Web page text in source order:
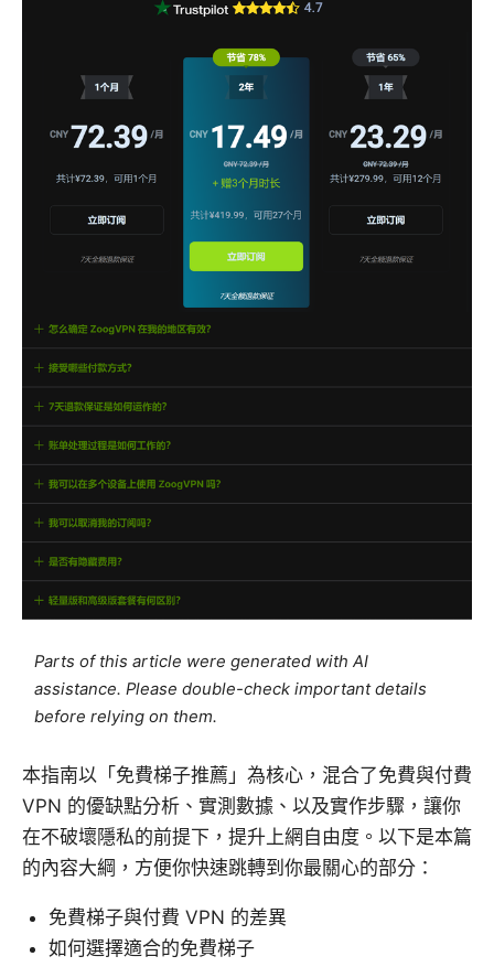
Parts of this article were generated with AI
assistance. Please double-check important details
before relying on them.
本指南以「免費梯子推薦」為核心，混合了免費與付費
VPN 的優缺點分析、實測數據、以及實作步驟，讓你
在不破壞隱私的前提下，提升上網自由度。以下是本篇
的內容大綱，方便你快速跳轉到你最關心的部分：
免費梯子與付費 VPN 的差異
如何選擇適合的免費梯子